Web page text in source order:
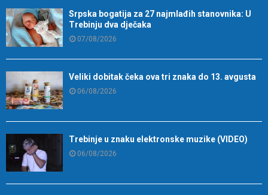
Srpska bogatija za 27 najmlađih stanovnika: U
Trebinju dva dječaka
07/08/2026
Veliki dobitak čeka ova tri znaka do 13. avgusta
06/08/2026
Trebinje u znaku elektronske muzike (VIDEO)
06/08/2026